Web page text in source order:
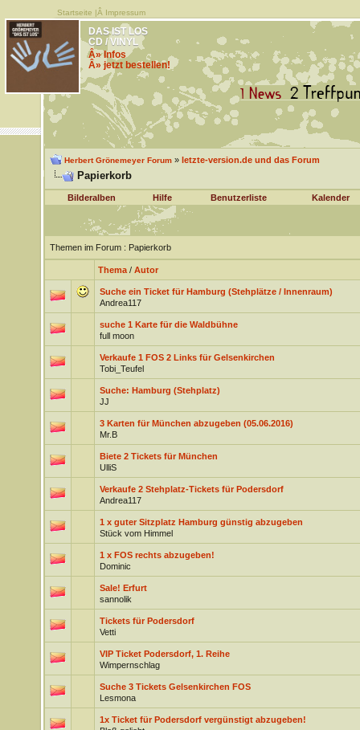
Startseite |Â Impressum
DAS IST LOS
CD / VINYL
Â» Infos
Â» jetzt bestellen!
Herbert Grönemeyer Forum» letzte-version.de und das Forum
Papierkorb
Bilderalben Hilfe Benutzerliste Kalender
Themen im Forum: Papierkorb
Thema/ Autor
Suche ein Ticket für Hamburg (Stehplätze / Innenraum)
Andrea117
suche 1 Karte für die Waldbühne
full moon
Verkaufe 1 FOS 2 Links für Gelsenkirchen
Tobi_Teufel
Suche: Hamburg (Stehplatz)
JJ
3 Karten für München abzugeben (05.06.2016)
Mr.B
Biete 2 Tickets für München
UlliS
Verkaufe 2 Stehplatz-Tickets für Podersdorf
Andrea117
1 x guter Sitzplatz Hamburg günstig abzugeben
Stück vom Himmel
1 x FOS rechts abzugeben!
Dominic
Sale! Erfurt
sannolik
Tickets für Podersdorf
Vetti
VIP Ticket Podersdorf, 1. Reihe
Wimpernschlag
Suche 3 Tickets Gelsenkirchen FOS
Lesmona
1x Ticket für Podersdorf vergünstigt abzugeben!